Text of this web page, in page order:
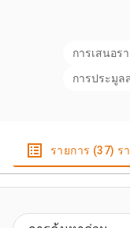
การเสนอร
การประมูล
รายการ (37) ร